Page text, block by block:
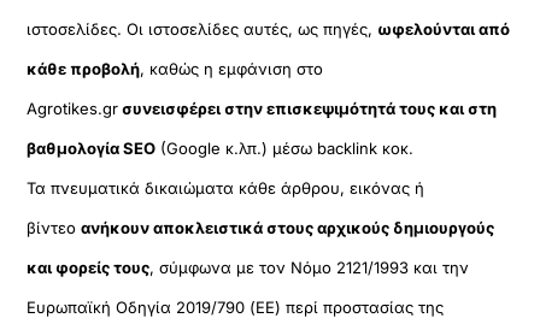
ιστοσελίδες. Οι ιστοσελίδες αυτές, ως πηγές, ωφελούνται από
κάθε προβολή, καθώς η εμφάνιση στο
Agrotikes.grσυνεισφέρει στην επισκεψιμότητά τους και στη
βαθμολογία SEO (Google κ.λπ.) μέσω backlink κοκ.
Τα πνευματικά δικαιώματα κάθε άρθρου, εικόνας ή
βίντεοανήκουν αποκλειστικά στους αρχικούς δημιουργούς
και φορείς τους, σύμφωνα με τον Νόμο 2121/1993 και την
Ευρωπαϊκή Οδηγία 2019/790 (ΕΕ) περί προστασίας της